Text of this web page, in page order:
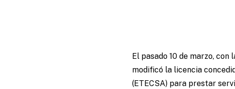
El pasado 10 de marzo, con
modificó la licencia
(ETECSA) para prestar